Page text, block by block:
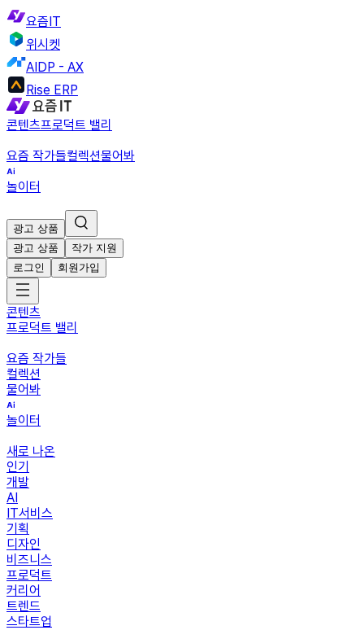
요즘IT
위시켓
AIDP - AX
Rise ERP
콘텐츠프로덕트 밸리
요즘 작가들컬렉션물어봐
놀이터
광고 상품
광고 상품
작가 지원
로그인
회원가입
콘텐츠
프로덕트 밸리
요즘 작가들
컬렉션
물어봐
놀이터
새로 나온
인기
개발
AI
IT서비스
기획
디자인
비즈니스
프로덕트
커리어
트렌드
스타트업